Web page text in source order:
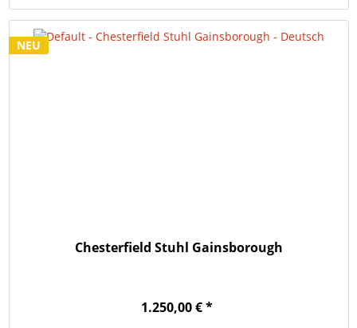
NEU
Chesterfield Stuhl Gainsborough
1.250,00 € *